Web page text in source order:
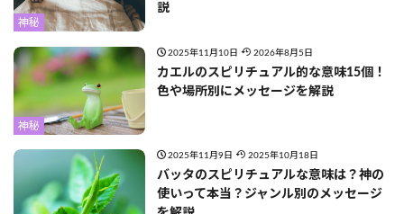
神秘
説
神秘
2025年11月10日 2026年8月5日
カエルのスピリチュアル的な意味15個！
色や場所別にメッセージを解説
2025年11月9日 2025年10月18日
バッタのスピリチュアルな意味は？神の
使いって本当？ジャンル別のメッセージ